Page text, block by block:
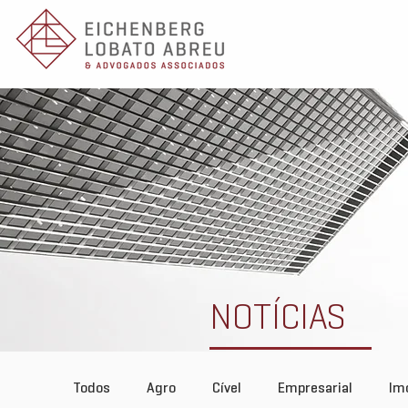
NOTÍCIAS
Todos Agro Cível Empresarial